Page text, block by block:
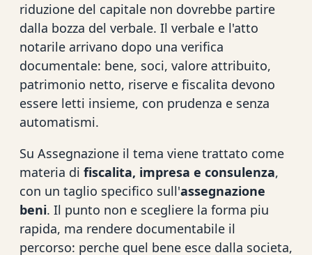
riduzione del capitale non dovrebbe partire
dalla bozza del verbale. Il verbale e l'atto
notarile arrivano dopo una verifica
documentale: bene, soci, valore attribuito,
patrimonio netto, riserve e fiscalita devono
essere letti insieme, con prudenza e senza
automatismi.
Su Assegnazione il tema viene trattato come
materia di fiscalita, impresa e consulenza,
con un taglio specifico sull'assegnazione
beni. Il punto non e scegliere la forma piu
rapida, ma rendere documentabile il
percorso: perche quel bene esce dalla societa,